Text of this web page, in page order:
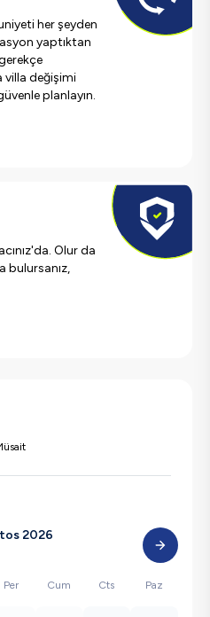
her şeyden
yaptıktan
villa değişimi
planlayın.
Olur da
bulursanız,
2026
Per Cum Cts Paz